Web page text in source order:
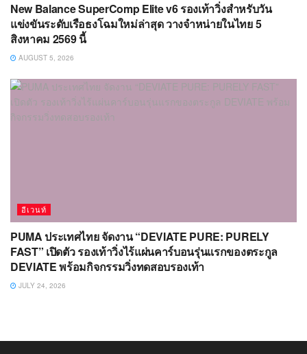
New Balance SuperComp Elite v6 รองเท้าวิ่งสำหรับวัน
แข่งขันระดับเรือธงโฉมใหม่ล่าสุด วางจำหน่ายในไทย 5
สิงหาคม 2569 นี้
AUGUST 5, 2026
อีเวนท์
PUMA ประเทศไทย จัดงาน “DEVIATE PURE: PURELY
FAST” เปิดตัว รองเท้าวิ่งไร้แผ่นคาร์บอนรุ่นแรกของตระกูล
DEVIATE พร้อมกิจกรรมวิ่งทดสอบรองเท้า
JULY 24, 2026